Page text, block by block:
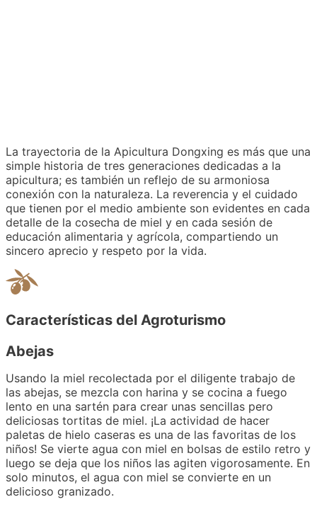
La trayectoria de la Apicultura Dongxing es más que una
simple historia de tres generaciones dedicadas a la
apicultura; es también un reflejo de su armoniosa
conexión con la naturaleza. La reverencia y el cuidado
que tienen por el medio ambiente son evidentes en cada
detalle de la cosecha de miel y en cada sesión de
educación alimentaria y agrícola, compartiendo un
sincero aprecio y respeto por la vida.
Características del Agroturismo
Abejas
Usando la miel recolectada por el diligente trabajo de
las abejas, se mezcla con harina y se cocina a fuego
lento en una sartén para crear unas sencillas pero
deliciosas tortitas de miel. ¡La actividad de hacer
paletas de hielo caseras es una de las favoritas de los
niños! Se vierte agua con miel en bolsas de estilo retro y
luego se deja que los niños las agiten vigorosamente. En
solo minutos, el agua con miel se convierte en un
delicioso granizado.